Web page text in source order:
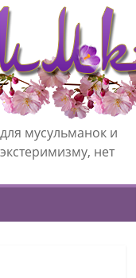
мусульманок и
нет